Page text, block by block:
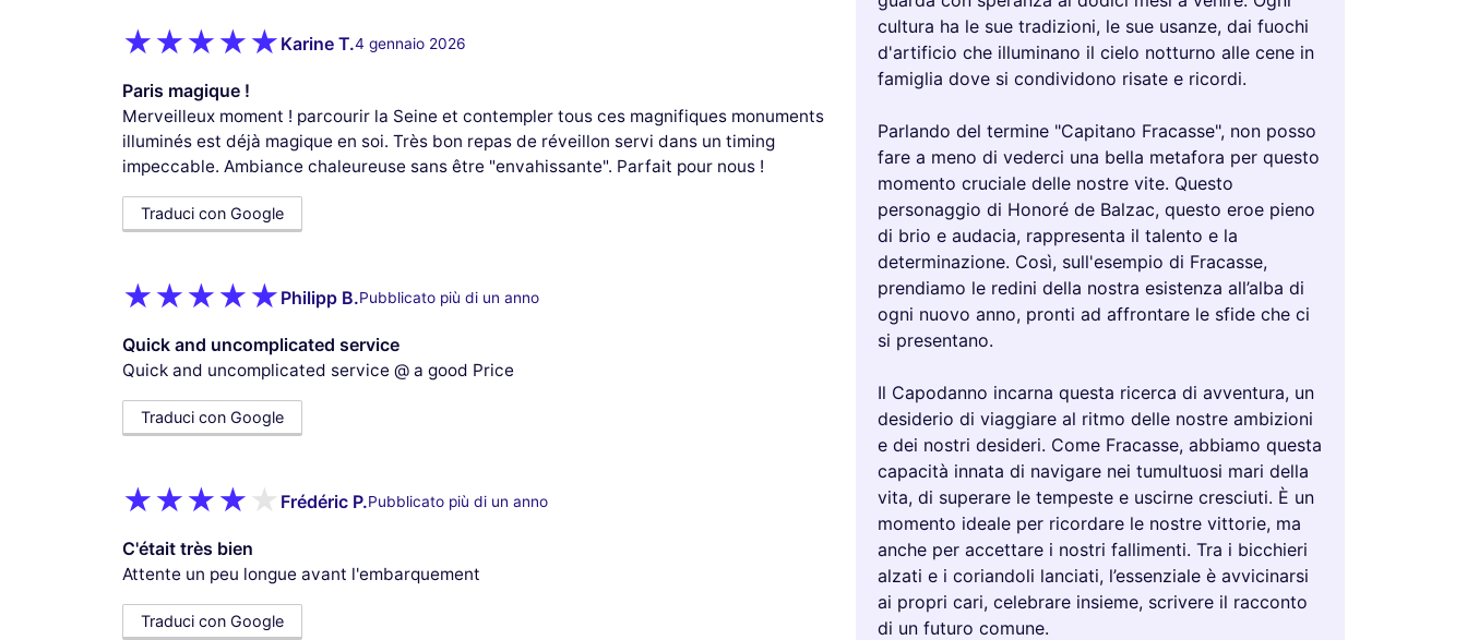
Karine T.4 gennaio 2026
Paris magique !
Merveilleux moment ! parcourir la Seine et contempler tous ces magnifiques monuments
illuminés est déjà magique en soi. Très bon repas de réveillon servi dans un timing
impeccable. Ambiance chaleureuse sans être "envahissante". Parfait pour nous !
Traduci con Google
Philipp B.Pubblicato più di un anno
Quick and uncomplicated service
Quick and uncomplicated service @ a good Price
Traduci con Google
Frédéric P.Pubblicato più di un anno
C'était très bien
Attente un peu longue avant l'embarquement
Traduci con Google
cultura ha le sue tradizioni, le sue usanze, dai fuochi
d'artificio che illuminano il cielo notturno alle cene in
famiglia dove si condividono risate e ricordi.
Parlando del termine "Capitano Fracasse", non posso
fare a meno di vederci una bella metafora per questo
momento cruciale delle nostre vite. Questo
personaggio di Honoré de Balzac, questo eroe pieno
di brio e audacia, rappresenta il talento e la
determinazione. Così, sull'esempio di Fracasse,
prendiamo le redini della nostra esistenza all’alba di
ogni nuovo anno, pronti ad affrontare le sfide che ci
si presentano.
Il Capodanno incarna questa ricerca di avventura, un
desiderio di viaggiare al ritmo delle nostre ambizioni
e dei nostri desideri. Come Fracasse, abbiamo questa
capacità innata di navigare nei tumultuosi mari della
vita, di superare le tempeste e uscirne cresciuti. È un
momento ideale per ricordare le nostre vittorie, ma
anche per accettare i nostri fallimenti. Tra i bicchieri
alzati e i coriandoli lanciati, l’essenziale è avvicinarsi
ai propri cari, celebrare insieme, scrivere il racconto
di un futuro comune.